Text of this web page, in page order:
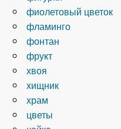
фиолетовый цветок
фламинго
фонтан
фрукт
хвоя
хищник
храм
цветы